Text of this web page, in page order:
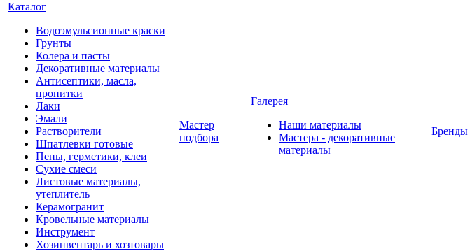
Каталог
Водоэмульсионные краски
Грунты
Колера и пасты
Декоративные материалы
Антисептики, масла,
пропитки
Лаки
Эмали
Растворители
Шпатлевки готовые
Пены, герметики, клеи
Сухие смеси
Листовые материалы,
утеплитель
Керамогранит
Кровельные материалы
Инструмент
Хозинвентарь и хозтовары
Мастер
подбора
Галерея
Наши материалы
Мастера - декоративные
материалы
Бренды